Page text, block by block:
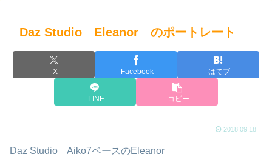
Daz Studio Eleanor のポートレート
X Facebook はてブ
LINE コピー
2018.09.18
Daz Studio Aiko7ベースのEleanor